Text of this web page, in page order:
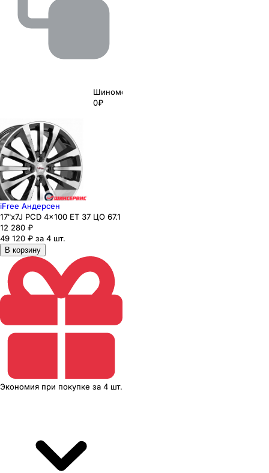
Шиномонтаж
0₽
iFree Андерсен
17"x7J PCD 4x100 ЕТ 37 ЦО 67.1
12 280 ₽
49 120 ₽ за 4 шт.
В корзину
Экономия при покупке за 4 шт.